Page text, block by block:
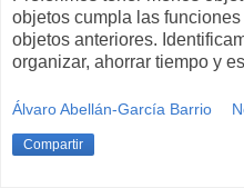
objetos cumpla las
objetos anteriores.
organizar, ahorrar tiempo y
Álvaro Abellán-García Barrio
Compartir